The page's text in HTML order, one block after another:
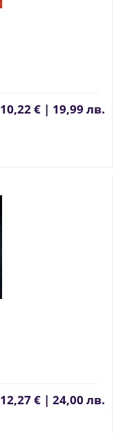
10,22 € | 19,99 лв.
12,27 € | 24,00 лв.